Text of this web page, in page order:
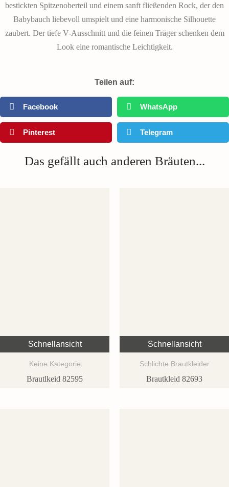
bestickten Spitzenoberteil und einem sanft fließenden Rock, der den
Babybauch liebevoll umspielt und eine harmonische Silhouette
zaubert. Der tiefe V-Ausschnitt und die feinen Träger schenken dem
Look eine romantische Leichtigkeit.
Teilen auf:
Facebook WhatsApp
Pinterest Telegram
Das gefällt auch anderen Bräuten...
Schnellansicht
Keine Kategorie
Brautlkeid 82595
Schnellansicht
Schlichte Brautkleider
Brautkleid 82693